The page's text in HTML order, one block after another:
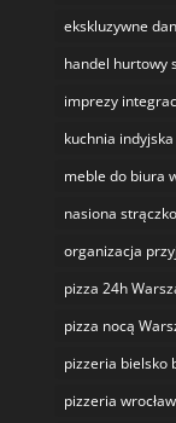
ekskluzywne
handel hurtowy
imprezy
kuchnia indyjska
meble do biura
nasiona
organizacja
pizza 24h
pizza nocą
pizzeria bielsko
pizzeria wrocław